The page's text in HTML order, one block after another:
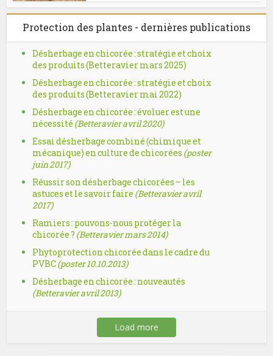
Protection des plantes - dernières publications
Désherbage en chicorée : stratégie et choix
des produits (Betteravier mars 2025)
Désherbage en chicorée : stratégie et choix
des produits (Betteravier mai 2022)
Désherbage en chicorée : évoluer est une
nécessité (Betteravier avril 2020)
Essai désherbage combiné (chimique et
mécanique) en culture de chicorées (poster
juin 2017)
Réussir son désherbage chicorées – les
astuces et le savoir faire (Betteravier avril
2017)
Ramiers : pouvons-nous protéger la
chicorée ? (Betteravier mars 2014)
Phytoprotection chicorée dans le cadre du
PVBC(poster 10.10.2013)
Désherbage en chicorée : nouveautés
(Betteravier avril 2013)
Load more